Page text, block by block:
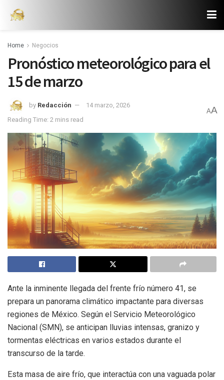
Home Negocios
Pronóstico meteorológico para el
15 de marzo
by Redacción
14 marzo, 2026
Reading Time: 2 mins read
AA
Ante la inminente llegada del frente frío número 41, se
prepara un panorama climático impactante para diversas
regiones de México. Según el Servicio Meteorológico
Nacional (SMN), se anticipan lluvias intensas, granizo y
tormentas eléctricas en varios estados durante el
transcurso de la tarde.
Esta masa de aire frío, que interactúa con una vaguada polar